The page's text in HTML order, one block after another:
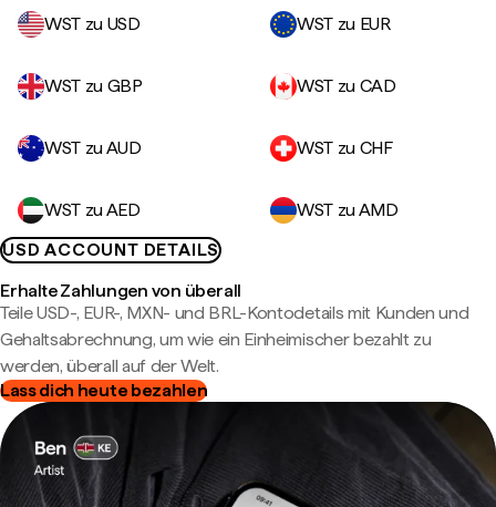
WST zu USD
WST zu EUR
WST zu GBP WST zu CAD
WST zu AUD WST zu CHF
WST zu AED
WST zu AMD
USD ACCOUNT DETAILS
Erhalte Zahlungen von überall
Teile USD-, EUR-, MXN- und BRL-Kontodetails mit Kunden und
Gehaltsabrechnung, um wie ein Einheimischer bezahlt zu
werden, überall auf der Welt.
Lass dich heute bezahlen